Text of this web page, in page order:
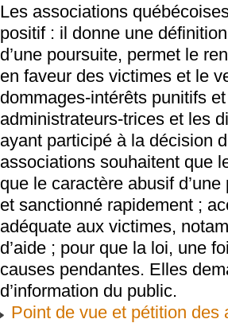
Les associations
positif : il donne une
d’une poursuite, permet le
en faveur des victimes et le
dommages-intérêts punitifs
administrateurs-trices et les
ayant participé à la décision
associations souhaitent que
que le caractère abusif
et sanctionné rapidement ;
adéquate aux victimes,
d’aide ; pour que la loi, une
causes pendantes. Elles
d’information du public.
Point de vue et pétition des